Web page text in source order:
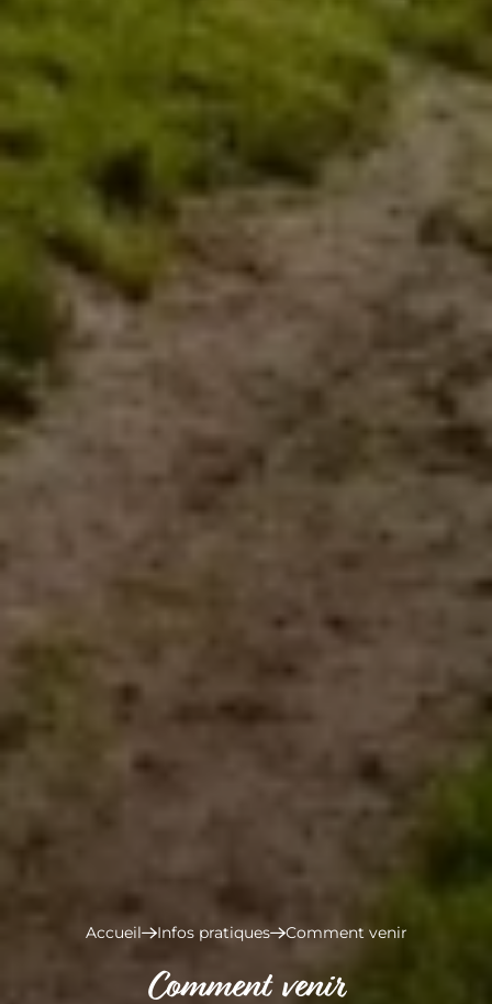
Accueil Infos pratiques Comment venir
Comment venir